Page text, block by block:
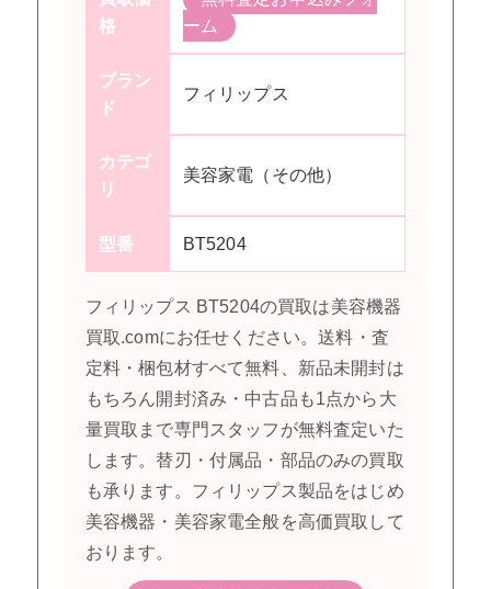
格
ーム
ブラン
ド
フィリップス
カテゴ
リ
美容家電（その他）
型番 BT5204
フィリップス BT5204の買取は美容機器
買取.comにお任せください。送料・査
定料・梱包材すべて無料、新品未開封は
もちろん開封済み・中古品も1点から大
量買取まで専門スタッフが無料査定いた
します。替刃・付属品・部品のみの買取
も承ります。フィリップス製品をはじめ
美容機器・美容家電全般を高価買取して
おります。